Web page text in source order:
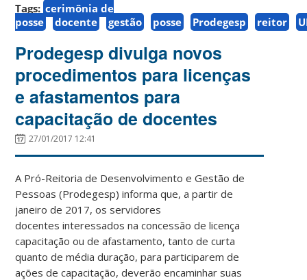
Tags: cerimônia de
posse
docente gestão posse Prodegesp reitor
Prodegesp divulga novos
procedimentos para licenças
e afastamentos para
capacitação de docentes
27/01/2017 12:41
A Pró-Reitoria de Desenvolvimento e Gestão de
Pessoas (Prodegesp) informa que, a partir de
janeiro de 2017, os servidores
docentes interessados na concessão de licença
capacitação ou de afastamento, tanto de curta
quanto de média duração, para participarem de
ações de capacitação, deverão encaminhar suas